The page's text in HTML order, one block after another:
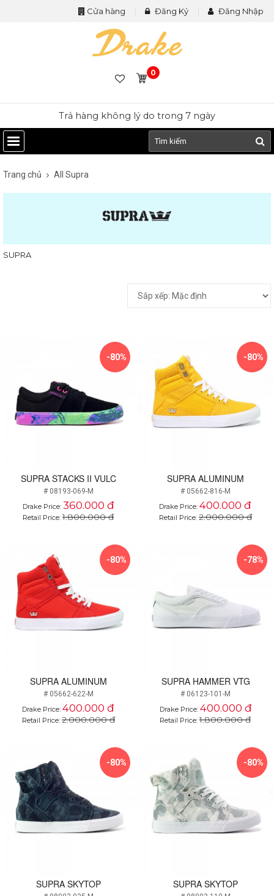
Cửa hàng Đăng Ký Đăng Nhập
0
Trả hàng không lý do trong 7 ngày
Trang chủ All Supra
SUPRA
-80%
SUPRA STACKS II VULC
# 08193-069-M
Drake Price: 360.000 đ
Retail Price:1.800.000 đ
-80%
SUPRA ALUMINUM
# 05662-816-M
Drake Price: 400.000 đ
Retail Price: 2.000.000 đ
-80%
SUPRA ALUMINUM
# 05662-622-M
Drake Price: 400.000 đ
Retail Price: 2.000.000 đ
-78%
SUPRA HAMMER VTG
# 06123-101-M
Drake Price: 400.000 đ
Retail Price:1.800.000 đ
-80%
SUPRA SKYTOP
-80%
SUPRA SKYTOP